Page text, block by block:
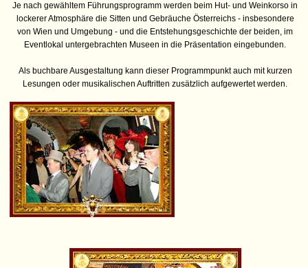
Je nach gewähltem Führungsprogramm werden beim Hut- und Weinkorso in
lockerer Atmosphäre die Sitten und Gebräuche Österreichs - insbesondere
von Wien und Umgebung - und die Entstehungsgeschichte der beiden, im
Eventlokal untergebrachten Museen in die Präsentation eingebunden.
Als buchbare Ausgestaltung kann dieser Programmpunkt auch mit kurzen
Lesungen oder musikalischen Auftritten zusätzlich aufgewertet werden.